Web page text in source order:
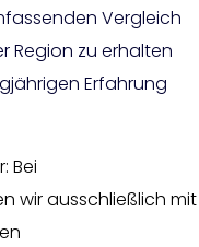
Vergleich
Region zu erhalten
Erfahrung
Bei
wir ausschließlich mit